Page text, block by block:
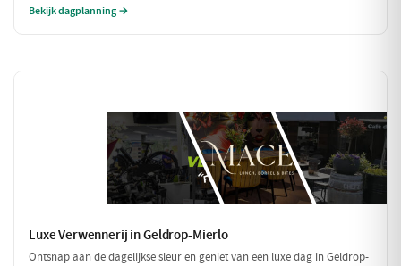
hap.
Bekijk dagplanning →
Luxe Verwennerij in Geldrop-Mierlo
Ontsnap aan de dagelijkse sleur en geniet van een luxe dag in Geldrop-